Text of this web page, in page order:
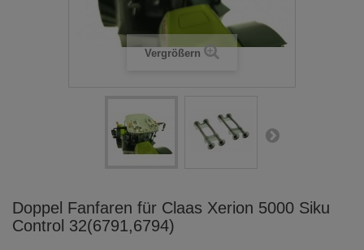
Vergrößern
Doppel Fanfaren für Claas Xerion 5000 Siku
Control 32(6791,6794)